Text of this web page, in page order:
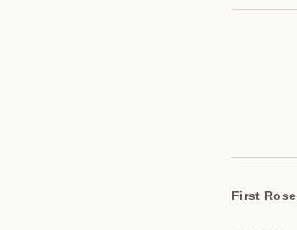
First Rose